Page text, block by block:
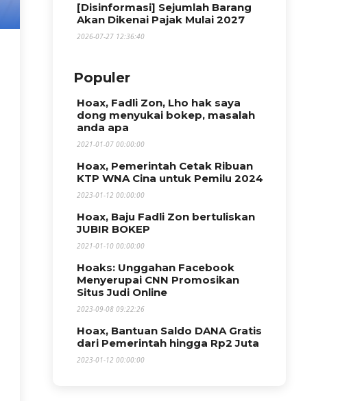
[Disinformasi] Sejumlah Barang
Akan Dikenai Pajak Mulai 2027
2026-07-27 12:36:40
Populer
Hoax, Fadli Zon, Lho hak saya
dong menyukai bokep, masalah
anda apa
2021-01-07 00:00:00
Hoax, Pemerintah Cetak Ribuan
KTP WNA Cina untuk Pemilu 2024
2023-01-12 00:00:00
Hoax, Baju Fadli Zon bertuliskan
JUBIR BOKEP
2021-01-10 00:00:00
Hoaks: Unggahan Facebook
Menyerupai CNN Promosikan
Situs Judi Online
2023-09-08 09:22:26
Hoax, Bantuan Saldo DANA Gratis
dari Pemerintah hingga Rp2 Juta
2023-01-12 00:00:00